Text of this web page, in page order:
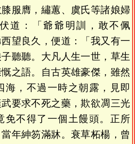
服膺，繡蕙、虞氏等諸娘婦
道：「爺爺明訓，敢不佩
望良久，便道：「我又有一
聽聽。大凡人生一世，草生
之語。自古英雄豪傑，雖然
海，不過一時之朝露，見即
要求不死之藥，欺欲凋三光
免不得了一個土饅頭。正所
年紳笏滿牀。衰草柘楊，曾